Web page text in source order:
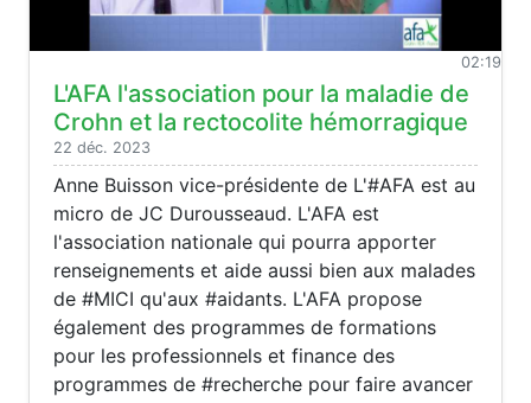
02:19
L'AFA l'association pour la maladie de
Crohn et la rectocolite hémorragique
22 déc. 2023
Anne Buisson vice-présidente de L'#AFA est au
micro de JC Durousseaud. L'AFA est
l'association nationale qui pourra apporter
renseignements et aide aussi bien aux malades
de #MICI qu'aux #aidants. L'AFA propose
également des programmes de formations
pour les professionnels et finance des
programmes de #recherche pour faire avancer